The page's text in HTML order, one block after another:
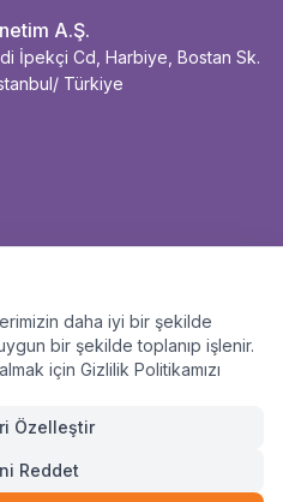
A.Ş.
İpekçi Cd, Harbiye, Bostan Sk.
Türkiye
daha iyi bir şekilde
bir şekilde toplanıp işlenir.
için Gizlilik Politikamızı
Özelleştir
Reddet